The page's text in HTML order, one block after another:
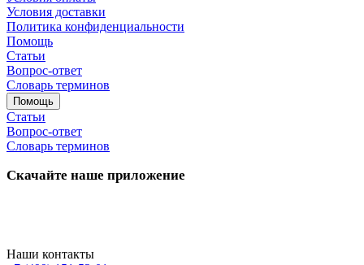
Условия доставки
Политика конфиденциальности
Помощь
Статьи
Вопрос-ответ
Словарь терминов
Помощь
Статьи
Вопрос-ответ
Словарь терминов
Скачайте наше приложение
Наши контакты